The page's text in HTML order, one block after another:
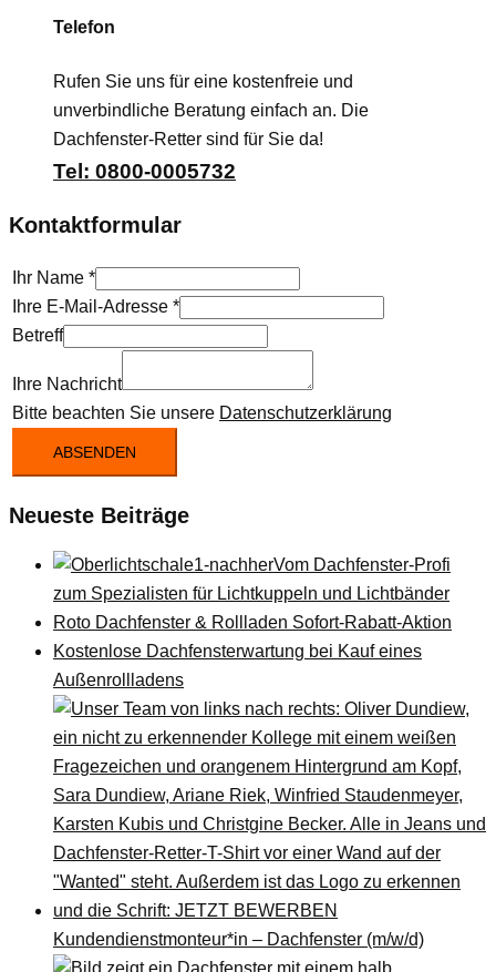
Telefon
Rufen Sie uns für eine kostenfreie und
unverbindliche Beratung einfach an. Die
Dachfenster-Retter sind für Sie da!
Tel: 0800-0005732
Kontaktformular
Ihr Name *
Ihre E-Mail-Adresse *
Betreff
Ihre Nachricht
Bitte beachten Sie unsere Datenschutzerklärung
ABSENDEN
Neueste Beiträge
Vom Dachfenster-Profi
zum Spezialisten für Lichtkuppeln und Lichtbänder
Roto Dachfenster & Rollladen Sofort-Rabatt-Aktion
Kostenlose Dachfensterwartung bei Kauf eines
Außenrollladens
Kundendienstmonteur*in – Dachfenster (m/w/d)